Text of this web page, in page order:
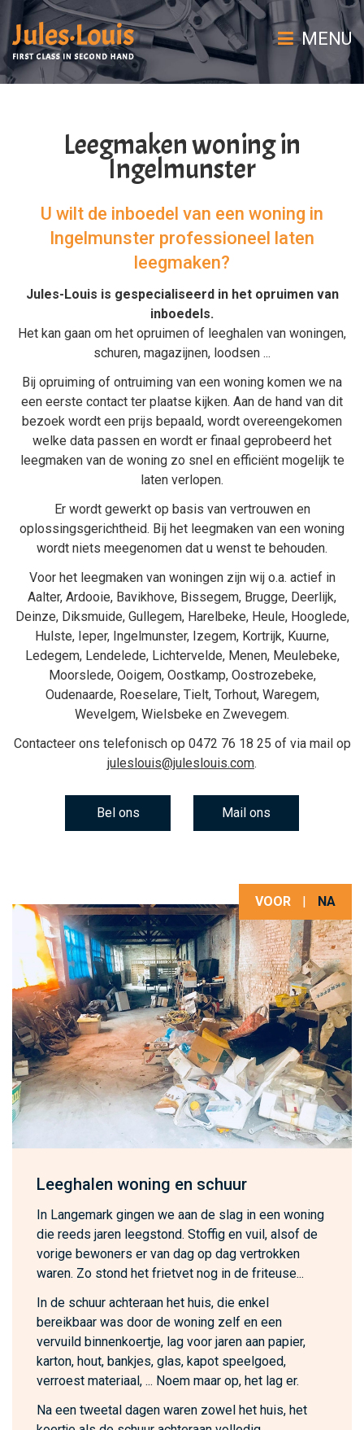
MENU
Leegmaken woning in
Ingelmunster
U wilt de inboedel van een woning in
Ingelmunster professioneel laten
leegmaken?
Jules-Louis is gespecialiseerd in het opruimen van
inboedels.
Het kan gaan om het opruimen of leeghalen van woningen,
schuren, magazijnen, loodsen ...
Bij opruiming of ontruiming van een woning komen we na
een eerste contact ter plaatse kijken. Aan de hand van dit
bezoek wordt een prijs bepaald, wordt overeengekomen
welke data passen en wordt er finaal geprobeerd het
leegmaken van de woning zo snel en efficiënt mogelijk te
laten verlopen.
Er wordt gewerkt op basis van vertrouwen en
oplossingsgerichtheid. Bij het leegmaken van een woning
wordt niets meegenomen dat u wenst te behouden.
Voor het leegmaken van woningen zijn wij o.a. actief in
Aalter, Ardooie, Bavikhove, Bissegem, Brugge, Deerlijk,
Deinze, Diksmuide, Gullegem, Harelbeke, Heule, Hooglede,
Hulste, Ieper, Ingelmunster, Izegem, Kortrijk, Kuurne,
Ledegem, Lendelede, Lichtervelde, Menen, Meulebeke,
Moorslede, Ooigem, Oostkamp, Oostrozebeke,
Oudenaarde, Roeselare, Tielt, Torhout, Waregem,
Wevelgem, Wielsbeke en Zwevegem.
Contacteer ons telefonisch op 0472 76 18 25 of via mail op
juleslouis@juleslouis.com.
Bel ons Mail ons
VOOR | NA
Leeghalen woning en schuur
In Langemark gingen we aan de slag in een woning
die reeds jaren leegstond. Stoffig en vuil, alsof de
vorige bewoners er van dag op dag vertrokken
waren. Zo stond het frietvet nog in de friteuse...
In de schuur achteraan het huis, die enkel
bereikbaar was door de woning zelf en een
vervuild binnenkoertje, lag voor jaren aan papier,
karton, hout, bankjes, glas, kapot speelgoed,
verroest materiaal, ... Noem maar op, het lag er.
Na een tweetal dagen waren zowel het huis, het